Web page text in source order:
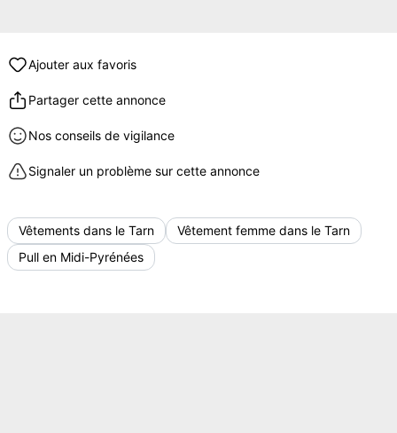
Ajouter aux favoris
Partager cette annonce
Nos conseils de vigilance
Signaler un problème sur cette annonce
Vêtements dans le Tarn
Vêtement femme dans le Tarn
Pull en Midi-Pyrénées